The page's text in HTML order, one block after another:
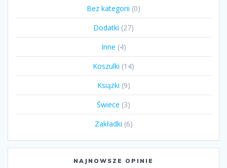
Bez kategorii (0)
Dodatki (27)
Inne (4)
Koszulki (14)
Książki (9)
Świece (3)
Zakładki (6)
NAJNOWSZE OPINIE